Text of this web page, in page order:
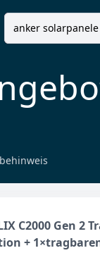
C2000 Gen 2
+